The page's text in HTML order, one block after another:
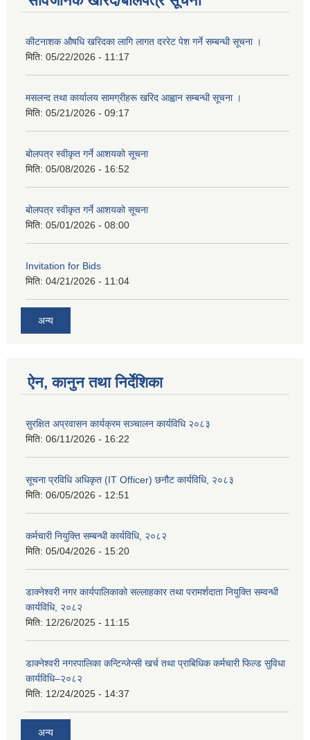
कीटनाशक औषधि खरिदका लागि लागत दररेट पेश गर्ने सम्बन्धी सूचना ।
मिति: 05/22/2026 - 11:17
मसलन्द तथा कार्यालय सामग्रीहरू खरिद आह्वान सम्बन्धी सूचना ।
मिति: 05/21/2026 - 09:17
बोलपत्र स्वीकृत गर्ने आशयको सूचना
मिति: 05/08/2026 - 16:52
बोलपत्र स्वीकृत गर्ने आशयको सूचना
मिति: 05/01/2026 - 08:00
Invitation for Bids
मिति: 04/21/2026 - 11:04
अन्य
ऐन, कानुन तथा निर्देशिका
सुरक्षित अप्रवासन कार्यक्रम सञ्चालन कार्यविधि २०८३
मिति: 06/11/2026 - 16:22
सूचना प्रविधि अधिकृत (IT Officer) छनौट कार्यविधि, २०८३
मिति: 06/05/2026 - 12:51
कर्मचारी नियुक्ति सम्बन्धी कार्यविधि, २०८२
मिति: 05/04/2026 - 15:20
डाक्नेश्वरी नगर कार्यपालिकाको सल्लाहकार तथा परामर्शदाता नियुक्ति सम्वन्धी
कार्यविधि, २०८२
मिति: 12/26/2025 - 11:15
डाक्नेश्वरी नगरपालिका कन्टिन्जेन्सी खर्च तथा प्राबिधिक कर्मचारी फिल्ड सुविधा
कार्यविधि–२०८२
मिति: 12/24/2025 - 14:37
अन्य